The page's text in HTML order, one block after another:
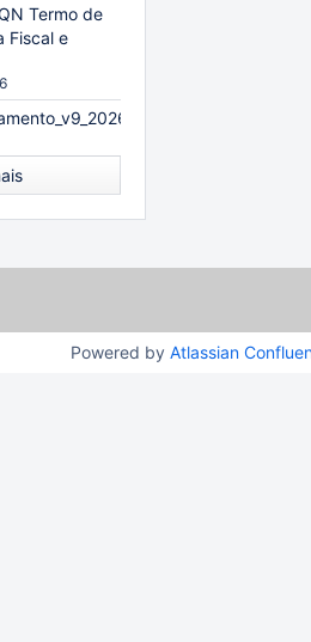
Termo de
Fiscal e
Powered by Atlassian